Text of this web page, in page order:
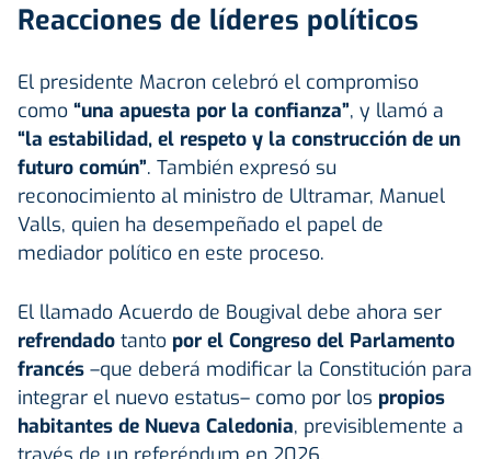
Reacciones de líderes políticos
El presidente Macron celebró el compromiso
como “una apuesta por la confianza”, y llamó a
“la estabilidad, el respeto y la construcción de un
futuro común”. También expresó su
reconocimiento al ministro de Ultramar, Manuel
Valls, quien ha desempeñado el papel de
mediador político en este proceso.
El llamado Acuerdo de Bougival debe ahora ser
refrendado tanto por el Congreso del Parlamento
francés –que deberá modificar la Constitución para
integrar el nuevo estatus– como por los propios
habitantes de Nueva Caledonia, previsiblemente a